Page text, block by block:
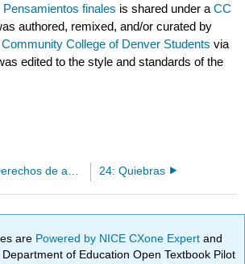
Pensamientos finales is shared under aCC
authored, remixed, and/or curated by
College of Denver Students via
edited to the style and standards of the
24: Quiebras
are Powered by NICE CXone Expertand
of Education Open Textbook Pilot